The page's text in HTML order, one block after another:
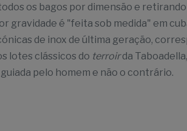
os bagos por dimensão e
gravidade é "feita sob medida" em
de inox de última geração,
lotes clássicos do terroirda
pelo homem e não o contrário.